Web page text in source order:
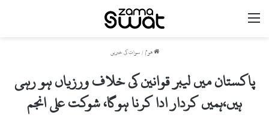
مینو
ھوم / سوات کی خبریں
پاکستان میں لیبر قوانین کی خلاف ورزیاں ہو رہی
ہیں،ہمیں کردار ادا کرنا ہوگا، شوکت علی انجم